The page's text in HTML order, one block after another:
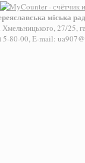
міська
Хмельницького, 27/25,
5-80-00, E-mail: